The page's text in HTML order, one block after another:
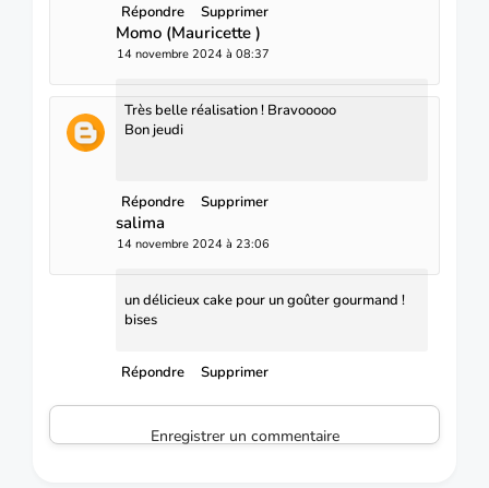
Répondre Supprimer
Momo (Mauricette )
14 novembre 2024 à 08:37
Très belle réalisation ! Bravooooo
Bon jeudi
Répondre Supprimer
salima
14 novembre 2024 à 23:06
un délicieux cake pour un goûter gourmand !
bises
Répondre Supprimer
Enregistrer un commentaire